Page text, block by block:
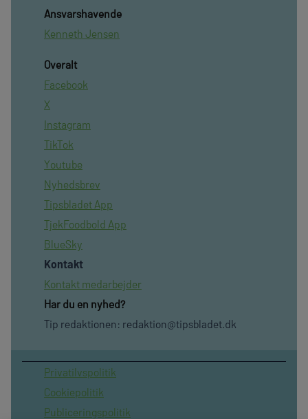
Ansvarshavende
Kenneth Jensen
Overalt
Facebook
X
Instagram
TikTok
Youtube
Nyhedsbrev
Tipsbladet App
TjekFoodbold App
BlueSky
Kontakt
Kontakt medarbejder
Har du en nyhed?
Tip redaktionen: redaktion@tipsbladet.dk
Privatilvspolitik
Cookiepolitik
Publiceringspolitik